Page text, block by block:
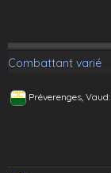
Combattant varié
Préverenges, Vaud: